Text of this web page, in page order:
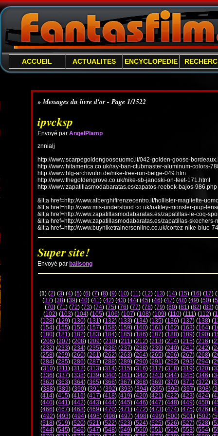
ACCUEIL ACTUALITES ENCYCLOPEDIE
» Messages du livre d'or - Page 1/1522
ipvcksp
Envoyé parAngelPlamp
znnialj
http://www.scarpegoldengooseuomo.it/042-golden-goose-
http://www.hitamerica.co.uk/ray-ban-clubmaster-aluminum-colors-
http://www.hfg-archivulm.de/nike-free-run-beige-049.htm
http://www.thegoldengrove.co.uk/nike-sb-janoski-on-feet-171.html
http://www.zapatillasmodabaratas.es/zapatos-reebok-bajos-986.php
&lt;a href=http://www.alberghifirenzecentro.it/hollister-magliette-
&lt;a href=http://www.mis-understood.co.uk/oakley-monster-pup-
&lt;a href=http://www.zapatillasmodabaratas.es/zapatillas-le-coq-
&lt;a href=http://www.zapatillasmodabaratas.es/zapatillas-
&lt;a href=http://www.buyniketrainersonline.co.uk/cortez-nike-blue-
Super site!
Envoyé par balisong
(1) (2) (3) (4) (5) (6) (7) (8) (9) (10) (11) (12) (13) (14) (15) (16) (17) (
(37) (38) (39) (40) (41) (42) (43) (44) (45) (46) (47) (48) (49) (50) (
(70) (71) (72) (73) (74) (75) (76) (77) (78) (79) (80) (81) (82) (83) (
(102) (103) (104) (105) (106) (107) (108) (109) (110) (111) (112) (
(128) (129) (130) (131) (132) (133) (134) (135) (136) (137) (138) (
(154) (155) (156) (157) (158) (159) (160) (161) (162) (163) (164) (
(180) (181) (182) (183) (184) (185) (186) (187) (188) (189) (190) (
(206) (207) (208) (209) (210) (211) (212) (213) (214) (215) (216) (
(232) (233) (234) (235) (236) (237) (238) (239) (240) (241) (242) (
(258) (259) (260) (261) (262) (263) (264) (265) (266) (267) (268) (
(284) (285) (286) (287) (288) (289) (290) (291) (292) (293) (294) (
(310) (311) (312) (313) (314) (315) (316) (317) (318) (319) (320) (
(336) (337) (338) (339) (340) (341) (342) (343) (344) (345) (346) (
(362) (363) (364) (365) (366) (367) (368) (369) (370) (371) (372) (
(388) (389) (390) (391) (392) (393) (394) (395) (396) (397) (398) (
(414) (415) (416) (417) (418) (419) (420) (421) (422) (423) (424) (
(440) (441) (442) (443) (444) (445) (446) (447) (448) (449) (450) (
(466) (467) (468) (469) (470) (471) (472) (473) (474) (475) (476) (
(492) (493) (494) (495) (496) (497) (498) (499) (500) (501) (502) (
(518) (519) (520) (521) (522) (523) (524) (525) (526) (527) (528) (
(544) (545) (546) (547) (548) (549) (550) (551) (552) (553) (554) (